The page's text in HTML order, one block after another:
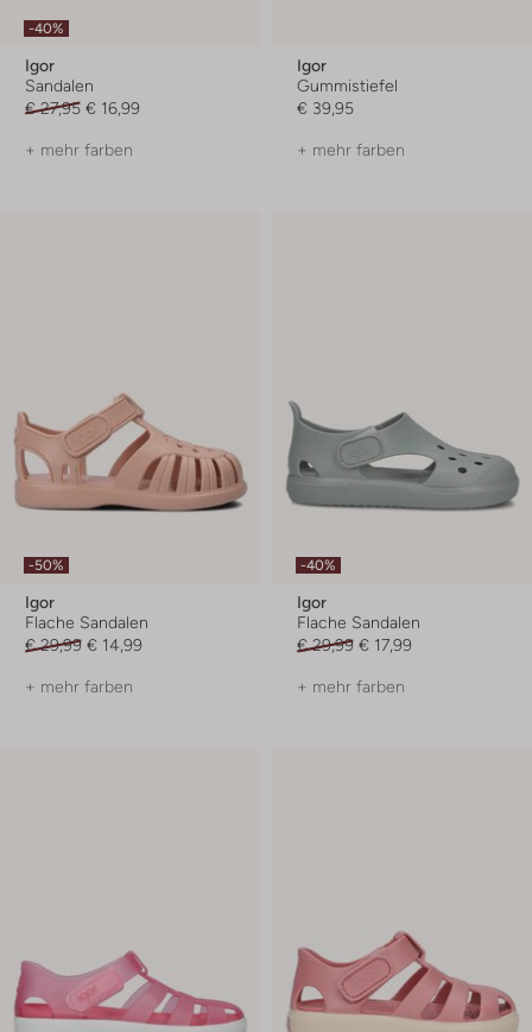
-40%
Igor
Sandalen
€ 27,95 € 16,99
+ mehr farben
Igor
Gummistiefel
€ 39,95
+ mehr farben
-50%
Igor
Flache Sandalen
€ 29,99 € 14,99
+ mehr farben
-40%
Igor
Flache Sandalen
€ 29,99 € 17,99
+ mehr farben